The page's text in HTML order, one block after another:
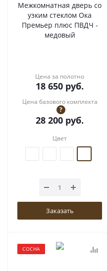
Межкомнатная дверь со
узким стеклом Ока
Премьер плюс ПВДЧ -
медовый
Цена за полотно
18 650 руб.
Цена базового комплекта
?
28 200 руб.
Цвет
Заказать
СОСНА